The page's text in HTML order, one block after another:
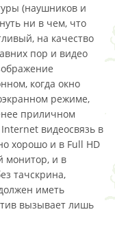
(наушников и
ни в чем, что
на качество
пор и видео
когда окно
режиме,
приличном
видеосвязь в
хорошо и в Full HD
монитор, и в
тачскрина,
иметь
вызывает лишь